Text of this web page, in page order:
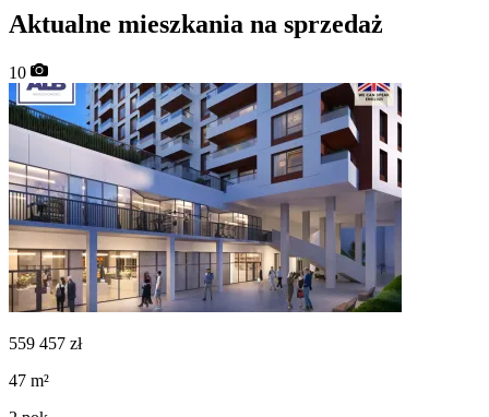
Aktualne mieszkania na sprzedaż
10
559 457 zł
47 m²